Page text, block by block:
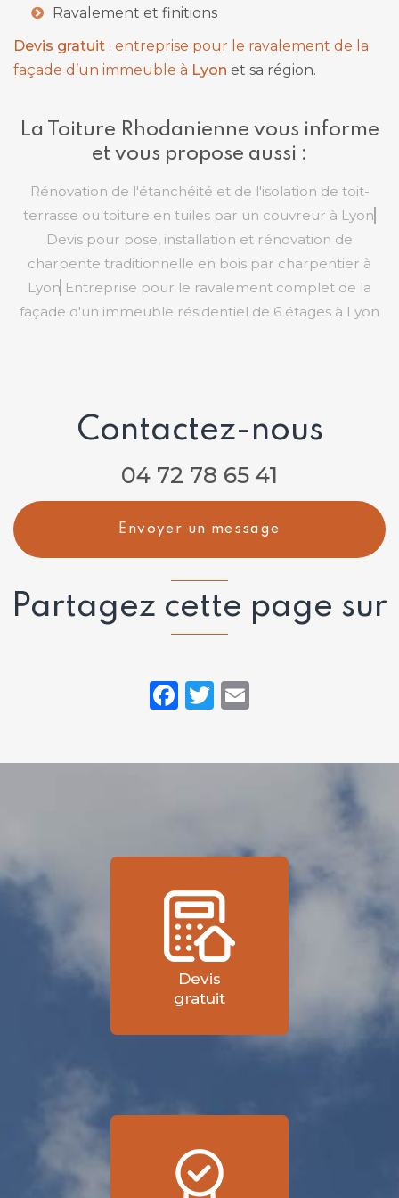
Ravalement et finitions
Devis gratuit : entreprise pour le ravalement de la
façade d’un immeuble à Lyon et sa région.
La Toiture Rhodanienne vous informe
et vous propose aussi :
Rénovation de l'étanchéité et de l'isolation de toit-
terrasse ou toiture en tuiles par un couvreur à Lyon
Devis pour pose, installation et rénovation de
charpente traditionnelle en bois par charpentier à
Lyon Entreprise pour le ravalement complet de la
façade d'un immeuble résidentiel de 6 étages à Lyon
Contactez-nous
04 72 78 65 41
Envoyer un message
Partagez cette page sur
Facebook
Twitter
Devis
gratuit